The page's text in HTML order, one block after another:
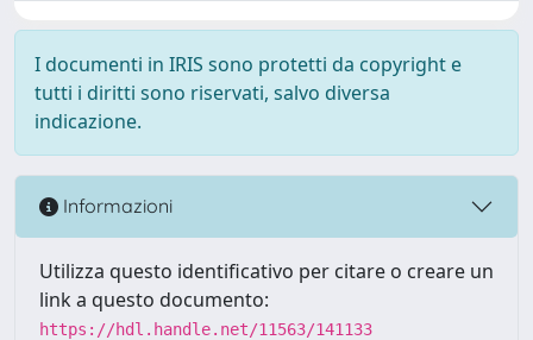
I documenti in IRIS sono protetti da copyright e
tutti i diritti sono riservati, salvo diversa
indicazione.
Informazioni
Utilizza questo identificativo per citare o creare un
link a questo documento:
https://hdl.handle.net/11563/141133